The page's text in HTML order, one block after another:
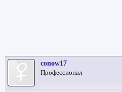
conow17
Профессионал